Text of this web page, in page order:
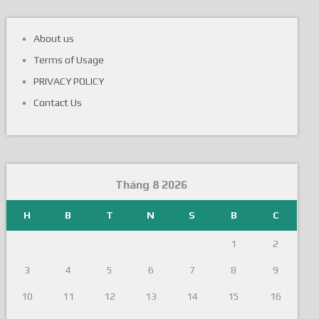
About us
Terms of Usage
PRIVACY POLICY
Contact Us
Tháng 8 2026
H B T N S B C
1 2
3 4 5 6 7 8 9
10 11 12 13 14 15 16